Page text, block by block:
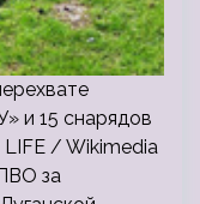
и 15 снарядов
/ Wikimedia
за